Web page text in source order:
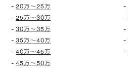
- 20万〜25万
- 25万〜30万
- 30万〜35万
- 35万〜40万
- 40万〜45万
- 45万〜50万
-
-
-
-
-